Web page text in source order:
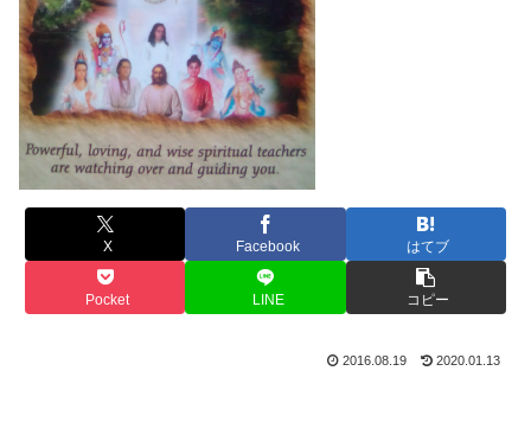
X Facebook はてブ
Pocket LINE コピー
2016.08.19 2020.01.13